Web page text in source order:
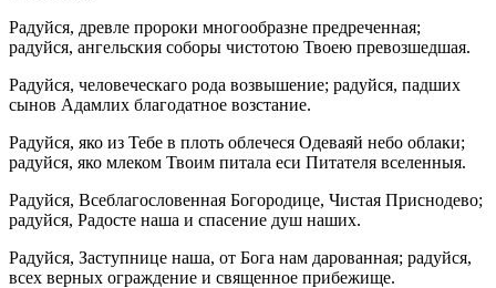
Радуйся, древле пророки многообразне предреченная;
радуйся, ангельския соборы чистотою Твоею превозшедшая.
Радуйся, человеческаго рода возвышение; радуйся, падших
сынов Адамлих благодатное возстание.
Радуйся, яко из Тебе в плоть облечеся Одеваяй небо облаки;
радуйся, яко млеком Твоим питала еси Питателя вселенныя.
Радуйся, Всеблагословенная Богородице, Чистая Приснодево;
радуйся, Радосте наша и спасение душ наших.
Радуйся, Заступнице наша, от Бога нам дарованная; радуйся,
всех верных ограждение и священное прибежище.